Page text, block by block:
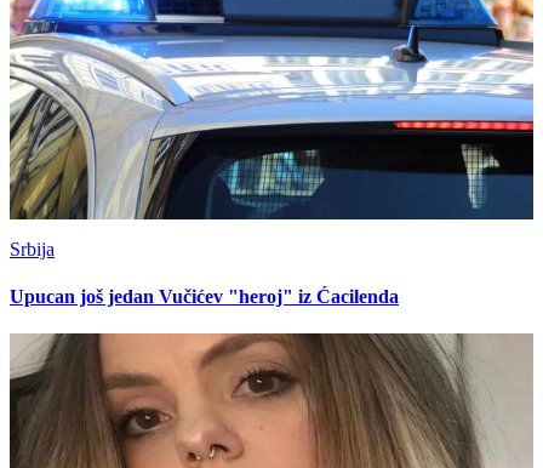
Srbija
Upucan još jedan Vučićev "heroj" iz Ćacilenda